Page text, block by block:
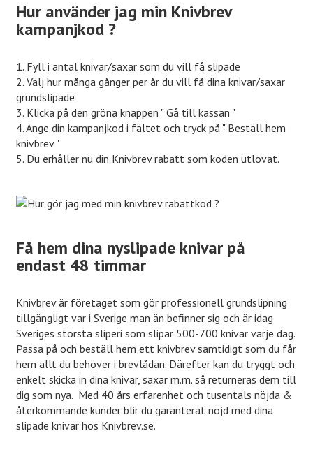
Hur använder jag min Knivbrev
kampanjkod ?
1. Fyll i antal knivar/saxar som du vill få slipade
2. Välj hur många gånger per år du vill få dina knivar/saxar
grundslipade
3. Klicka på den gröna knappen " Gå till kassan "
4. Ange din kampanjkod i fältet och tryck på " Beställ hem
knivbrev "
5. Du erhåller nu din Knivbrev rabatt som koden utlovat.
Få hem dina nyslipade knivar på
endast 48 timmar
Knivbrev är företaget som gör professionell grundslipning
tillgängligt var i Sverige man än befinner sig och är idag
Sveriges största sliperi som slipar 500-700 knivar varje dag.
Passa på och beställ hem ett knivbrev samtidigt som du får
hem allt du behöver i brevlådan. Därefter kan du tryggt och
enkelt skicka in dina knivar, saxar m.m. så returneras dem till
dig som nya. Med 40 års erfarenhet och tusentals nöjda &
återkommande kunder blir du garanterat nöjd med dina
slipade knivar hos Knivbrev.se.